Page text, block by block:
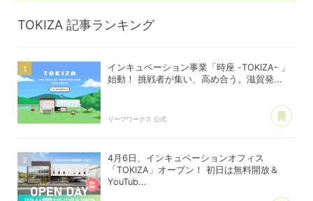
TOKIZA 記事ランキング
インキュベーション事業「時座 -TOKIZA- 」
始動！ 挑戦者が集い、高め合う。滋賀発...
リーフワークス 公式
4月6日、インキュベーションオフィス
「TOKIZA」オープン！ 初日は無料開放＆
YouTub...